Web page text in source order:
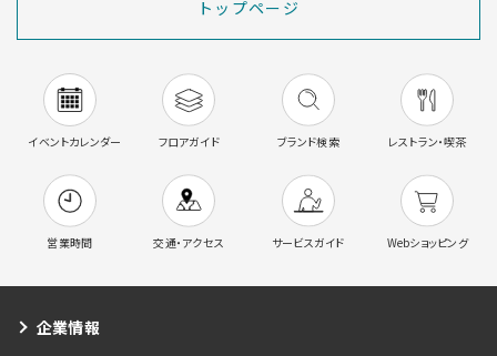
トップページ
イベントカレンダー フロアガイド ブランド検索 レストラン・喫茶
営業時間 交通・アクセス サービスガイド Webショッピング
企業情報